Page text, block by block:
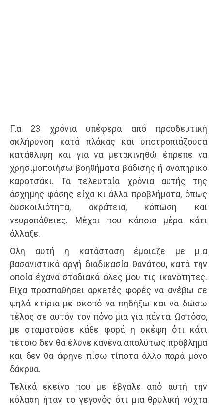
Για 23 χρόνια υπέφερα από προοδευτική
σκλήρυνση κατά πλάκας και υποτροπιάζουσα
κατάθλιψη και για να μετακινηθώ έπρεπε να
χρησιμοποιήσω βοηθήματα βάδισης ή αναπηρικό
καροτσάκι. Τα τελευταία χρόνια αυτής της
άσχημης φάσης είχα κι άλλα προβλήματα, όπως
δυσκοιλιότητα, ακράτεια, κόπωση και
νευροπάθειες. Μέχρι που κάποια μέρα κάτι
άλλαξε.
Όλη αυτή η κατάσταση έμοιαζε με μια
βασανιστικά αργή διαδικασία θανάτου, κατά την
οποία έχανα σταδιακά όλες μου τις ικανότητες.
Είχα προσπαθήσει αρκετές φορές να ανέβω σε
ψηλά κτίρια με σκοπό να πηδήξω και να δώσω
τέλος σε αυτόν τον πόνο μια για πάντα. Ωστόσο,
με σταματούσε κάθε φορά η σκέψη ότι κάτι
τέτοιο δεν θα έλυνε κανένα απολύτως πρόβλημα
και δεν θα άφηνε πίσω τίποτα άλλο παρά μόνο
δάκρυα.
Τελικά εκείνο που με έβγαλε από αυτή την
κόλαση ήταν το γεγονός ότι μια θρυλική νύχτα